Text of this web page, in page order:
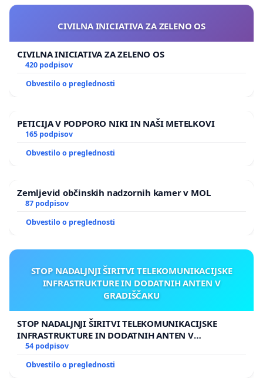
CIVILNA INICIATIVA ZA ZELENO OS
CIVILNA INICIATIVA ZA ZELENO OS
420 podpisov
Obvestilo o preglednosti
PETICIJA V PODPORO NIKI IN NAŠI METELKOVI
165 podpisov
Obvestilo o preglednosti
Zemljevid občinskih nadzornih kamer v MOL
87 podpisov
Obvestilo o preglednosti
STOP NADALJNJI ŠIRITVI TELEKOMUNIKACIJSKE
INFRASTRUKTURE IN DODATNIH ANTEN V
GRADIŠČAKU
STOP NADALJNJI ŠIRITVI TELEKOMUNIKACIJSKE
INFRASTRUKTURE IN DODATNIH ANTEN V
GRADIŠČAKU
54 podpisov
Obvestilo o preglednosti